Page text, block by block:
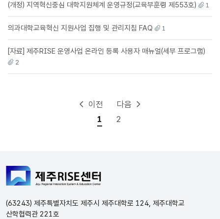
(개정) 지역혁신중심 대학지원체계 운영규정(교육부훈령 제553호) 1
의과대학교육혁신 지원사업 집행 및 관리지침 FAQ 1
[자료] 제주RISE 운영사업 온라인 등록 사용자 매뉴얼(세부 프로그램)
2
이전
1
2
다음
(63243) 제주특별자치도 제주시 제주대학로 124, 제주대학교
산학협력관 221호